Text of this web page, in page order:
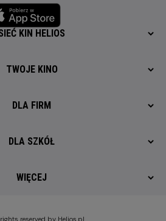
KIN HELIOS
TWOJE KINO
DLA FIRM
DLA SZKÓŁ
WIĘCEJ
reserved by Helios.pl